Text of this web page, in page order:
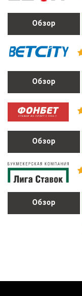
Обзор
Обзор
Обзор
Обзор